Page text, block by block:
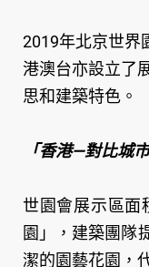
2019年北京世界
港澳台亦設立了
思和建築特色。
「香港—對比城
世園會展示區面
園」，建築團隊
潔的園藝花園，